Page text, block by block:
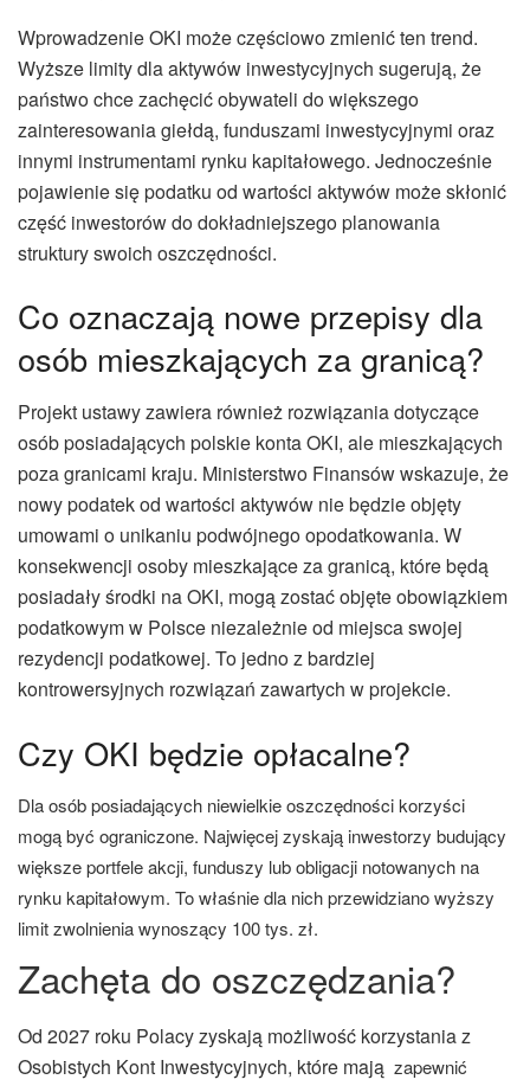
Wprowadzenie OKI może częściowo zmienić ten trend.
Wyższe limity dla aktywów inwestycyjnych sugerują, że
państwo chce zachęcić obywateli do większego
zainteresowania giełdą, funduszami inwestycyjnymi oraz
innymi instrumentami rynku kapitałowego. Jednocześnie
pojawienie się podatku od wartości aktywów może skłonić
część inwestorów do dokładniejszego planowania
struktury swoich oszczędności.
Co oznaczają nowe przepisy dla
osób mieszkających za granicą?
Projekt ustawy zawiera również rozwiązania dotyczące
osób posiadających polskie konta OKI, ale mieszkających
poza granicami kraju. Ministerstwo Finansów wskazuje, że
nowy podatek od wartości aktywów nie będzie objęty
umowami o unikaniu podwójnego opodatkowania. W
konsekwencji osoby mieszkające za granicą, które będą
posiadały środki na OKI, mogą zostać objęte obowiązkiem
podatkowym w Polsce niezależnie od miejsca swojej
rezydencji podatkowej. To jedno z bardziej
kontrowersyjnych rozwiązań zawartych w projekcie.
Czy OKI będzie opłacalne?
Dla osób posiadających niewielkie oszczędności korzyści
mogą być ograniczone. Najwięcej zyskają inwestorzy budujący
większe portfele akcji, funduszy lub obligacji notowanych na
rynku kapitałowym. To właśnie dla nich przewidziano wyższy
limit zwolnienia wynoszący 100 tys. zł.
Zachęta do oszczędzania?
Od 2027 roku Polacy zyskają możliwość korzystania z
Osobistych Kont Inwestycyjnych, które mają zapewnić